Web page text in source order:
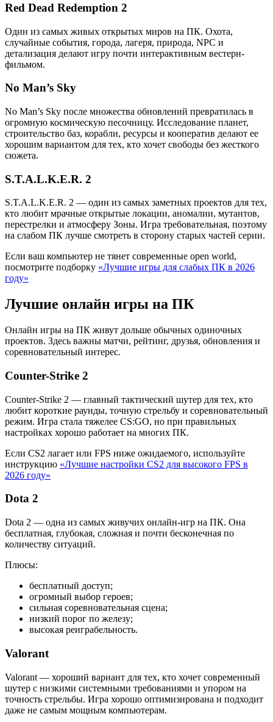
Red Dead Redemption 2
Один из самых живых открытых миров на ПК. Охота,
случайные события, города, лагеря, природа, NPC и
детализация делают игру почти интерактивным вестерн-
фильмом.
No Man’s Sky
No Man’s Sky после множества обновлений превратилась в
огромную космическую песочницу. Исследование планет,
строительство баз, корабли, ресурсы и кооператив делают ее
хорошим вариантом для тех, кто хочет свободы без жесткого
сюжета.
S.T.A.L.K.E.R. 2
S.T.A.L.K.E.R. 2 — один из самых заметных проектов для тех,
кто любит мрачные открытые локации, аномалии, мутантов,
перестрелки и атмосферу Зоны. Игра требовательная, поэтому
на слабом ПК лучше смотреть в сторону старых частей серии.
Если ваш компьютер не тянет современные open world,
посмотрите подборку «Лучшие игры для слабых ПК в 2026
году»
Лучшие онлайн игры на ПК
Онлайн игры на ПК живут дольше обычных одиночных
проектов. Здесь важны матчи, рейтинг, друзья, обновления и
соревновательный интерес.
Counter-Strike 2
Counter-Strike 2 — главный тактический шутер для тех, кто
любит короткие раунды, точную стрельбу и соревновательный
режим. Игра стала тяжелее CS:GO, но при правильных
настройках хорошо работает на многих ПК.
Если CS2 лагает или FPS ниже ожидаемого, используйте
инструкцию «Лучшие настройки CS2 для высокого FPS в
2026 году»
Dota 2
Dota 2 — одна из самых живучих онлайн-игр на ПК. Она
бесплатная, глубокая, сложная и почти бесконечная по
количеству ситуаций.
Плюсы:
бесплатный доступ;
огромный выбор героев;
сильная соревновательная сцена;
низкий порог по железу;
высокая реиграбельность.
Valorant
Valorant — хороший вариант для тех, кто хочет современный
шутер с низкими системными требованиями и упором на
точность стрельбы. Игра хорошо оптимизирована и подходит
даже не самым мощным компьютерам.